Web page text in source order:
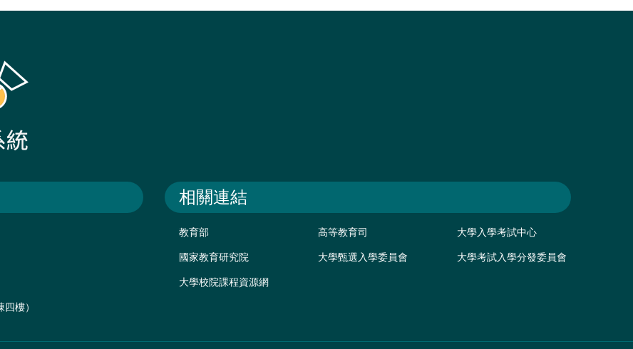
樓）
相關連結
教育部 高等教育司 大學入學考試中心
國家教育研究院 大學甄選入學委員會 大學考試入學分發委員會
大學校院課程資源網